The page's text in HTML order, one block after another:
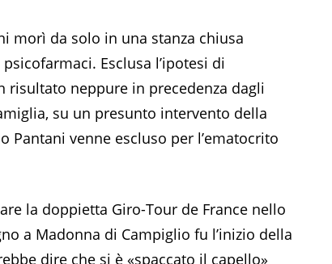
morì da solo in una stanza chiusa
Esclusa l’ipotesi di
risultato neppure in precedenza dagli
su un presunto intervento della
Pantani venne escluso per l’ematocrito
la doppietta Giro-Tour de France nello
a Madonna di Campiglio fu l’inizio della
dire che si è «spaccato il capello»